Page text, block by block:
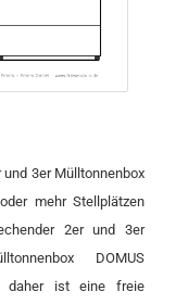
und 3er Mülltonnenbox
mehr Stellplätzen
2er und 3er
DOMUS
daher ist eine freie